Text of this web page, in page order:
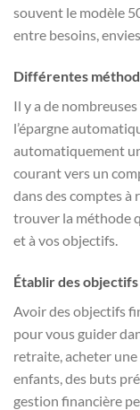
souvent le modèle
entre besoins,
Différentes
Il y a de
l’épargne
automatiquement
courant vers un
dans des comptes à
trouver la méthode
et à vos objectifs.
Établir des
Avoir des objectifs
pour vous guider
retraite, acheter une
enfants, des buts
gestion financière